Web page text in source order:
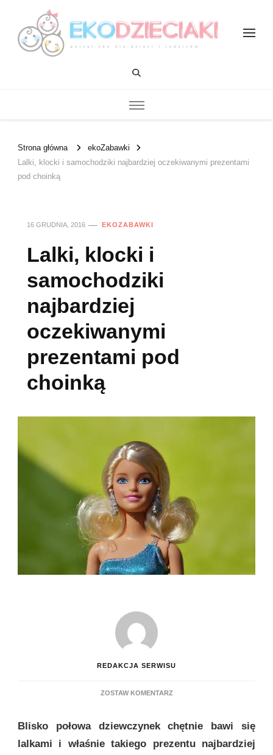
Strona główna
ekoZabawki
Lalki, klocki i samochodziki najbardziej oczekiwanymi prezentami
pod choinką
16 GRUDNIA, 2016 EKOZABAWKI
Lalki, klocki i
samochodziki
najbardziej
oczekiwanymi
prezentami pod
choinką
REDAKCJA SERWISU
ZOSTAW KOMENTARZDO
I
SAMOCHODZIKI
NAJBARDZIEJ
Blisko połowa dziewczynek chętnie bawi się
lalkami i właśnie takiego prezentu najbardziej